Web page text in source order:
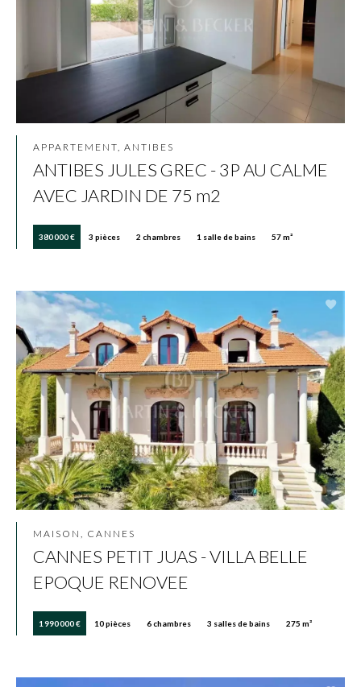
APPARTEMENT, ANTIBES
ANTIBES JULES GREC - 3P AU CALME
AVEC JARDIN DE 75 m2
380 000 € 3 pièces 2 chambres 1 salle de bains 57 m²
MAISON, CANNES
CANNES PETIT JUAS - VILLA BELLE
EPOQUE RENOVEE
1 990 000 € 10 pièces 6 chambres 3 salles de bains 275 m²